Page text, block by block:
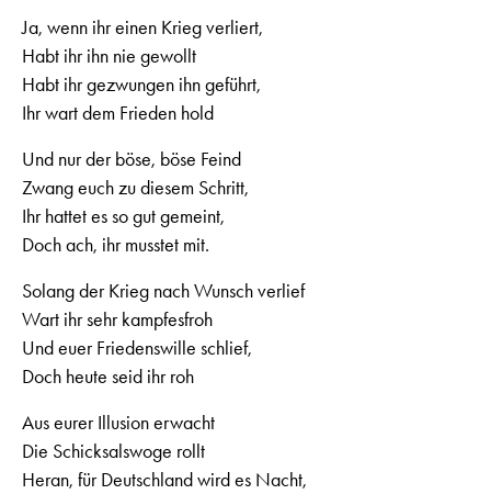
Ja, wenn ihr einen Krieg verliert,
Habt ihr ihn nie gewollt
Habt ihr gezwungen ihn geführt,
Ihr wart dem Frieden hold
Und nur der böse, böse Feind
Zwang euch zu diesem Schritt,
Ihr hattet es so gut gemeint,
Doch ach, ihr musstet mit.
Solang der Krieg nach Wunsch verlief
Wart ihr sehr kampfesfroh
Und euer Friedenswille schlief,
Doch heute seid ihr roh
Aus eurer Illusion erwacht
Die Schicksalswoge rollt
Heran, für Deutschland wird es Nacht,